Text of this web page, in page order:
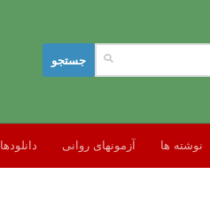
نوشته ها آزمونهای روانی دانلودها